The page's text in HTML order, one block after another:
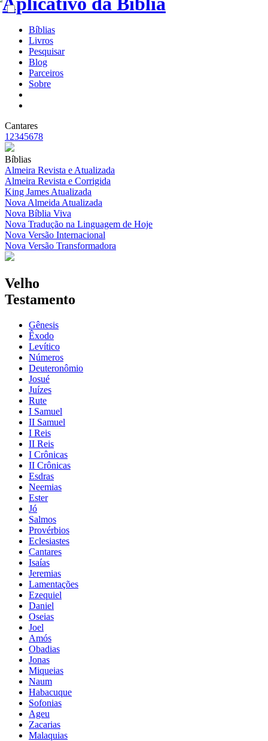
Bíblias
Livros
Pesquisar
Blog
Parceiros
Sobre
Cantares
1 2345678
Bíblias
Almeira Revista e Atualizada
Almeira Revista e Corrigida
King James Atualizada
Nova Almeida Atualizada
Nova Bíblia Viva
Nova Tradução na Linguagem de Hoje
Nova Versão Internacional
Nova Versão Transformadora
Velho
Testamento
Gênesis
Êxodo
Levítico
Números
Deuteronômio
Josué
Juízes
Rute
I Samuel
II Samuel
I Reis
II Reis
I Crônicas
II Crônicas
Esdras
Neemias
Ester
Jó
Salmos
Provérbios
Eclesiastes
Cantares
Isaías
Jeremias
Lamentações
Ezequiel
Daniel
Oseias
Joel
Amós
Obadias
Jonas
Miqueias
Naum
Habacuque
Sofonias
Ageu
Zacarias
Malaquias